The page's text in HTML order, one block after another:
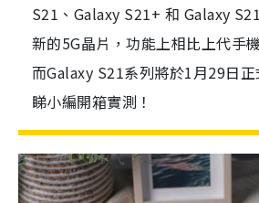
S21、Galaxy S21+ 和 Galaxy
新的5G晶片，功能上相比上代手
而Galaxy S21系列將於1月29日
睇小編開箱實測！